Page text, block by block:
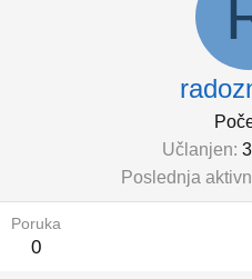
Učlanjen
Poslednja
Poruka
0